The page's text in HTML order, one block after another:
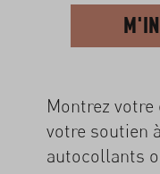
Montrez votre
votre soutien
autocollants